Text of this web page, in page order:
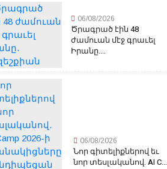
06/08/2026
Ծրագրած էին 48
ժամուան մէջ գրաւել
Իրանը....
06/08/2026
Նոր գիտելիքներով եւ
նոր տեսլականով. AI C...